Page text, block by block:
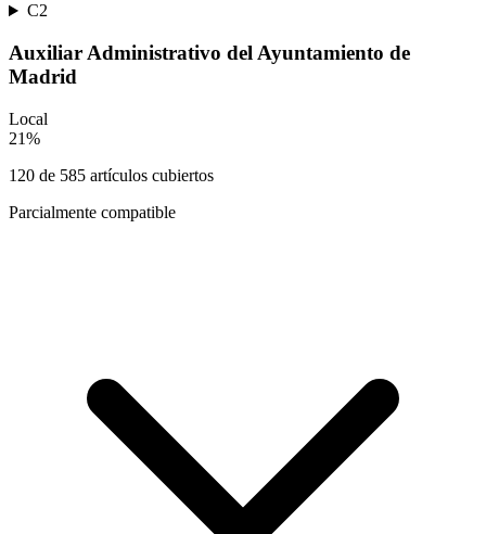
C2
Auxiliar Administrativo del Ayuntamiento de
Madrid
Local
21%
120 de 585 artículos cubiertos
Parcialmente compatible